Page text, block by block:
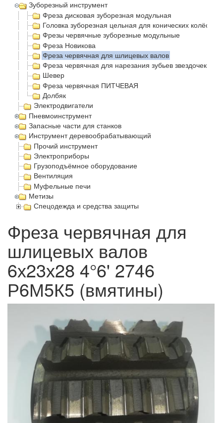
Зуборезный инструмент
Фреза дисковая зуборезная модульная
Головка зуборезная цельная для конических колёс
Фрезы червячные зуборезные модульные
Фреза Новикова
Фреза червячная для шлицевых валов
Фреза червячная для нарезания зубьев звездочек
Шевер
Фреза червячная ПИТЧЕВАЯ
Долбяк
Электродвигатели
Пневмоинструмент
Запасные части для станков
Инструмент деревообрабатывающий
Прочий инструмент
Электроприборы
Грузоподъёмное оборудование
Вентиляция
Муфельные печи
Метизы
Спецодежда и средства защиты
Фреза червячная для
шлицевых валов
6х23х28 4°6' 2746
Р6М5К5 (вмятины)